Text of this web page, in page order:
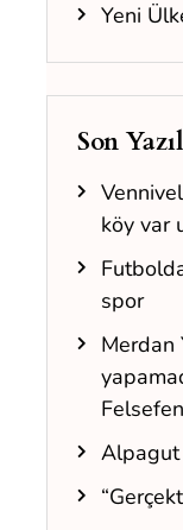
Yeni
Son
köy var
spor
Merdan
Alpagut